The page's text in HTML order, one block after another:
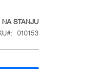
NA STANJU
010153